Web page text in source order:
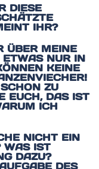
DIESE
IHR?
ÜBER MEINE
NUR IN
KEINE
ZU
EUCH, DAS IST
ICH
NICHT EIN
WAS IST
DAZU?
DES P